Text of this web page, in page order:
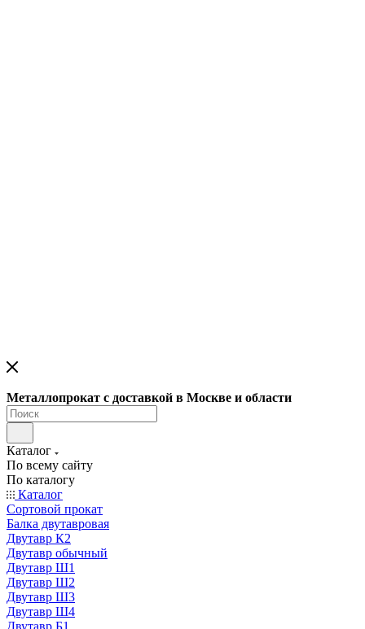
Металлопрокат с доставкой в Москве и области
Каталог
По всему сайту
По каталогу
Каталог
Сортовой прокат
Балка двутавровая
Двутавр К2
Двутавр обычный
Двутавр Ш1
Двутавр Ш2
Двутавр Ш3
Двутавр Ш4
Двутавр Б1